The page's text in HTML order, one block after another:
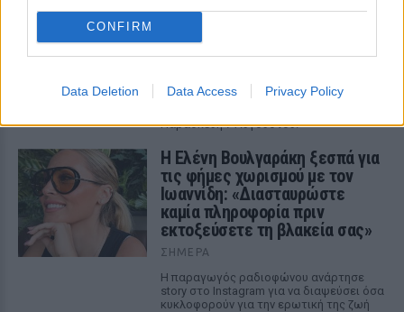
CONFIRM
Data Deletion Data Access Privacy Policy
απίθανη ατάκα στην κάμερα του
MEGA
ΣΉΜΕΡΑ
Η κάμερα της εκπομπής «Κοινωνία Ώρα
MEGA» κατέγραψε τη διασκεδαστική
Παρασκευή 7 Αυγούστου.
Η Ελένη Βουλγαράκη ξεσπά για
τις φήμες χωρισμού με τον
Ιωαννίδη: «Διασταυρώστε
καμία πληροφορία πριν
εκτοξεύσετε τη βλακεία σας»
ΣΉΜΕΡΑ
Η παραγωγός ραδιοφώνου ανάρτησε
story στο Instagram για να διαψεύσει όσα
κυκλοφορούν για την ερωτική της ζωή